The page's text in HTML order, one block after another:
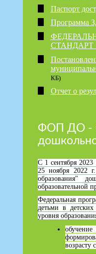
Паспорт
Программа
КБ)
Отчет о
ФОП ДО -
С 1 сентября
25 ноября 2022
образования"
образовательной
Федеральная
детьми в
уровня
обучение
возрасту